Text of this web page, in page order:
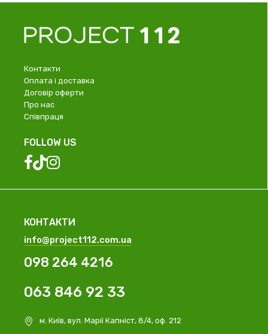
Контакти
Оплата і доставка
Договір оферти
Про нас
Співпраця
FOLLOW US
КОНТАКТИ
info@project112.com.ua
098 264 4216
063 846 92 33
м. Київ, вул. Марії Капніст, 8/4, оф. 212